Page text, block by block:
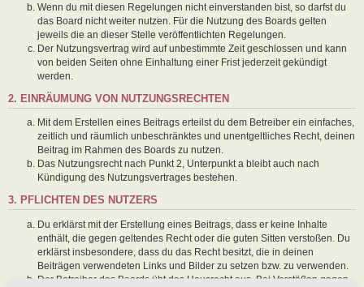
Wenn du mit diesen Regelungen nicht einverstanden bist, so darfst du
das Board nicht weiter nutzen. Für die Nutzung des Boards gelten
jeweils die an dieser Stelle veröffentlichten Regelungen.
Der Nutzungsvertrag wird auf unbestimmte Zeit geschlossen und kann
von beiden Seiten ohne Einhaltung einer Frist jederzeit gekündigt
werden.
2. EINRÄUMUNG VON NUTZUNGSRECHTEN
Mit dem Erstellen eines Beitrags erteilst du dem Betreiber ein einfaches,
zeitlich und räumlich unbeschränktes und unentgeltliches Recht, deinen
Beitrag im Rahmen des Boards zu nutzen.
Das Nutzungsrecht nach Punkt 2, Unterpunkt a bleibt auch nach
Kündigung des Nutzungsvertrages bestehen.
3. PFLICHTEN DES NUTZERS
Du erklärst mit der Erstellung eines Beitrags, dass er keine Inhalte
enthält, die gegen geltendes Recht oder die guten Sitten verstoßen. Du
erklärst insbesondere, dass du das Recht besitzt, die in deinen
Beiträgen verwendeten Links und Bilder zu setzen bzw. zu verwenden.
Der Betreiber des Boards übt das Hausrecht aus. Bei Verstößen gegen